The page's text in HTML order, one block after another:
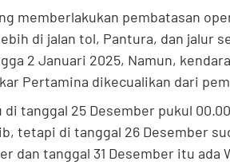
memberlakukan pembatasan
di jalan tol, Pantura, dan jalur
2 Januari 2025, Namun,
Pertamina dikecualikan dari
tanggal 25 Desember pukul
tetapi di tanggal 26 Desember
dan tanggal 31 Desember itu ada